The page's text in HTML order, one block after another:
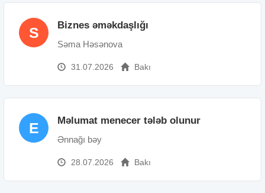
S Biznes əməkdaşlığı
Səma Həsənova
31.07.2026 Bakı
E Məlumat menecer tələb olunur
Ənnağı bəy
28.07.2026 Bakı